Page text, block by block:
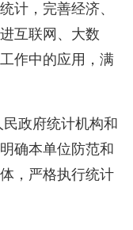
计，完善经济、
互联网、大数
作中的应用，满
政府统计机构和
确本单位防范和
，严格执行统计